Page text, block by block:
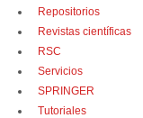
Repositorios
Revistas científicas
RSC
Servicios
SPRINGER
Tutoriales